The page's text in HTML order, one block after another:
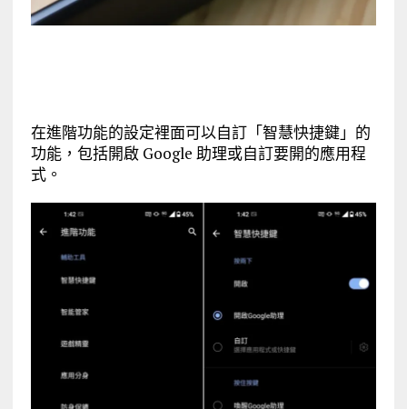
在進階功能的設定裡面可以自訂「智慧快捷鍵」的
功能，包括開啟 Google 助理或自訂要開的應用程
式。